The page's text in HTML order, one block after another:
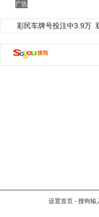
广告
彩民车牌号投注中3.9万
设置首页 - 搜狗输